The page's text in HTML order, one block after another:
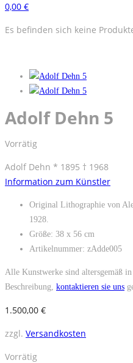
0,00 €
Es befinden sich keine
Adolf Dehn 5
Vorrätig
Adolf Dehn * 1895 † 1968
Information zum Künstler
Original Lithographie von
1928.
Größe: 38 x 56 cm
Artikelnummer: zAdde005
Alle Kunstwerke sind altersgemäß
Beschreibung, kontaktieren sie uns
1.500,00 €
zzgl. Versandkosten
Vorrätig